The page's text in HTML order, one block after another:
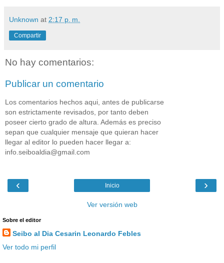
Unknown at 2:17 p. m.
Compartir
No hay comentarios:
Publicar un comentario
Los comentarios hechos aqui, antes de publicarse
son estrictamente revisados, por tanto deben
poseer cierto grado de altura. Además es preciso
sepan que cualquier mensaje que quieran hacer
llegar al editor lo pueden hacer llegar a:
info.seiboaldia@gmail.com
‹ ›
Inicio
Ver versión web
Sobre el editor
Seibo al Dia Cesarin Leonardo Febles
Ver todo mi perfil